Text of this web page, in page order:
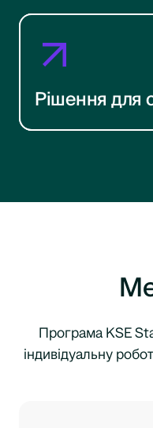
Рішення для
Програма KSE
індивідуальну